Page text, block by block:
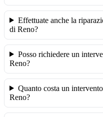
Effettuate anche la
di Reno?
Posso richiedere un
Reno?
Quanto costa un
Reno?